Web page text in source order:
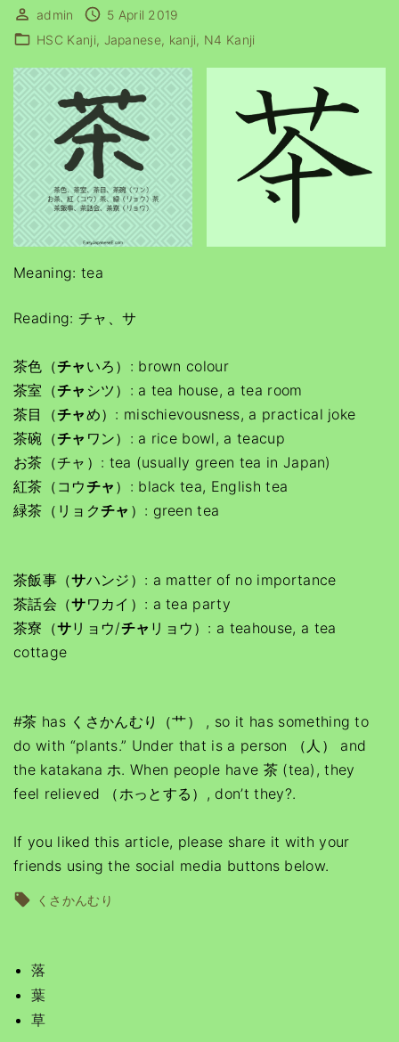
admin
5 April 2019
HSC Kanji Japanese kanji N4 Kanji
Meaning: tea
Reading: チャ、サ
茶色（チャ いろ）: brown colour
茶室（チャ シツ）: a tea house, a tea room
茶目（チャめ）: mischievousness, a practical joke
茶碗（チャ ワン）: a rice bowl, a teacup
お茶（チャ）: tea (usually green tea in Japan)
紅茶（コウチャ ）: black tea, English tea
緑茶（リョクチャ ）: green tea
茶飯事（サハンジ）: a matter of no importance
茶話会（サワカイ）: a tea party
茶寮（サリョウ/チャ リョウ）: a teahouse, a tea
cottage
#茶 has くさかんむり（艹） , so it has something to
do with “plants.” Under that is a person （人） and
the katakana ホ. When people have 茶 (tea), they
feel relieved （ホっとする）, don’t they?.
If you liked this article, please share it with your
friends using the social media buttons below.
くさかんむり
落
葉
草